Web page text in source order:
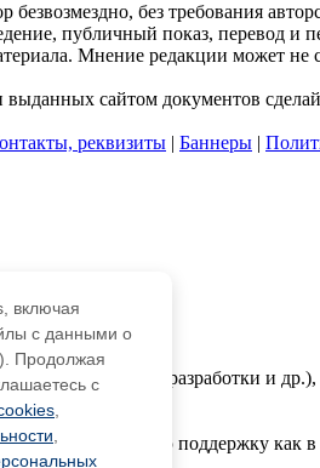
безвозмездно, без требования
публичный показ, перевод
Мнение редакции может не
сайтом документов
реквизиты | Баннеры |
статьи, разработки и
всяческую поддержку как
включая
с данными о
Продолжая
с